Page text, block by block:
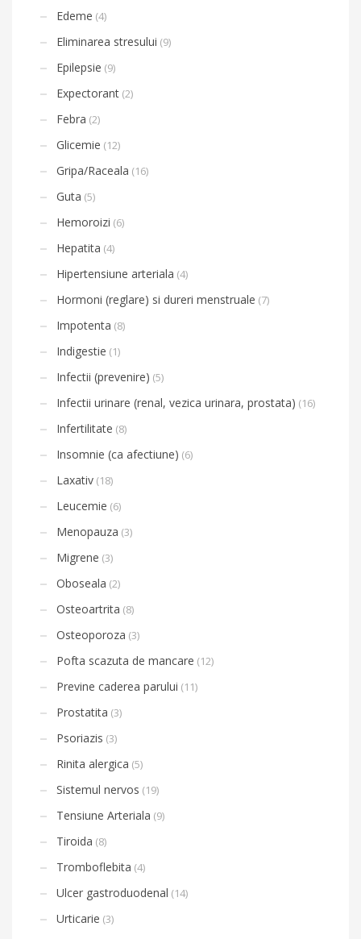
Edeme (4)
Eliminarea stresului (9)
Epilepsie (9)
Expectorant (2)
Febra (2)
Glicemie (12)
Gripa/Raceala (16)
Guta (5)
Hemoroizi (6)
Hepatita (4)
Hipertensiune arteriala (4)
Hormoni (reglare) si dureri menstruale (7)
Impotenta (8)
Indigestie (1)
Infectii (prevenire) (5)
Infectii urinare (renal, vezica urinara, prostata) (16)
Infertilitate (8)
Insomnie (ca afectiune) (6)
Laxativ (18)
Leucemie (6)
Menopauza (3)
Migrene (3)
Oboseala (2)
Osteoartrita (8)
Osteoporoza (3)
Pofta scazuta de mancare (12)
Previne caderea parului (11)
Prostatita (3)
Psoriazis (3)
Rinita alergica (5)
Sistemul nervos (19)
Tensiune Arteriala (9)
Tiroida (8)
Tromboflebita (4)
Ulcer gastroduodenal (14)
Urticarie (3)